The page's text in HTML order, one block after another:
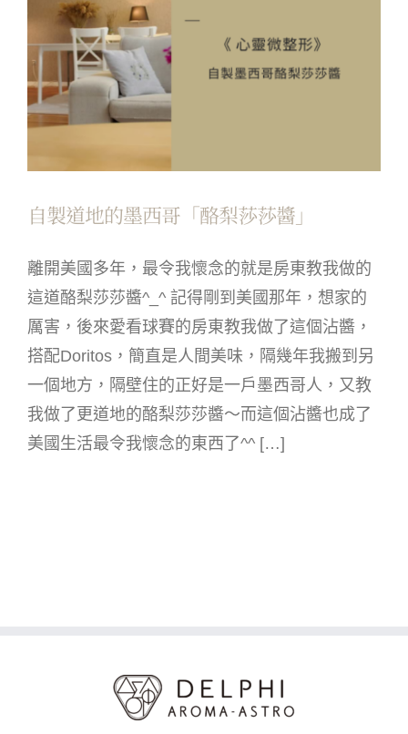
自製道地的墨西哥「酪梨莎莎醬」
離開美國多年，最令我懷念的就是房東教我做的
這道酪梨莎莎醬^_^ 記得剛到美國那年，想家的
厲害，後來愛看球賽的房東教我做了這個沾醬，
搭配Doritos，簡直是人間美味，隔幾年我搬到另
一個地方，隔壁住的正好是一戶墨西哥人，又教
我做了更道地的酪梨莎莎醬～而這個沾醬也成了
美國生活最令我懷念的東西了^^ […]